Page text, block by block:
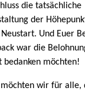
die tatsächliche
der
Und Euer
war die
bedanken möchten!
möchten wir für